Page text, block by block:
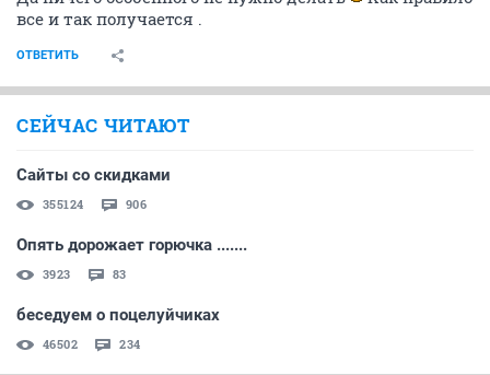
все и так получается .
ОТВЕТИТЬ
СЕЙЧАС ЧИТАЮТ
Сайты со скидками
355124 906
Опять дорожает горючка .......
3923 83
беседуем о поцелуйчиках
46502 234